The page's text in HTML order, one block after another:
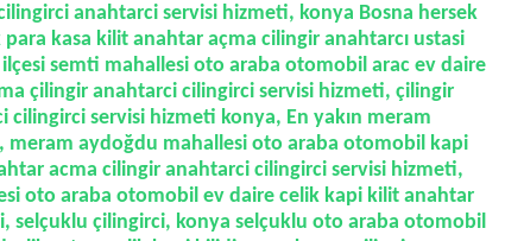
anahtarci servisi hizmeti, konya Bosna hersek
kasa kilit anahtar açma cilingir anahtarcı ustasi
semti mahallesi oto araba otomobil arac ev daire
çilingir anahtarci cilingirci servisi hizmeti, çilingir
cilingirci servisi hizmeti konya, En yakın meram
meram aydoğdu mahallesi oto araba otomobil kapi
acma cilingir anahtarci cilingirci servisi hizmeti,
oto araba otomobil ev daire celik kapi kilit anahtar
selçuklu çilingirci, konya selçuklu oto araba otomobil